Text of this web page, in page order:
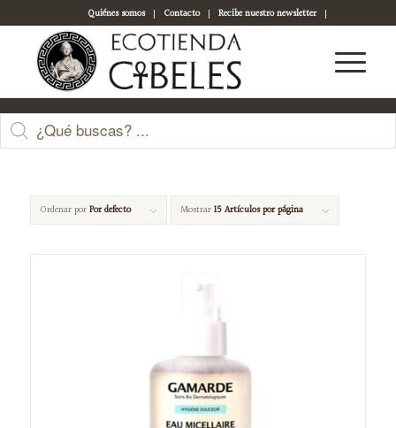
Quiénes somos Contacto
Recibe nuestro newsletter
Acceso a tu cuenta
Agua Micelar
Ordenar porPor defecto Mostrar15 Artículos por página